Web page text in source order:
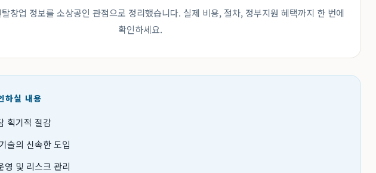
창업 정보를 소상공인 관점으로 정리했습니다. 실제 비용, 절차, 정부지원 혜택까지 한 번에
확인하세요.
하실 내용
획기적 절감
술의 신속한 도입
영 및 리스크 관리